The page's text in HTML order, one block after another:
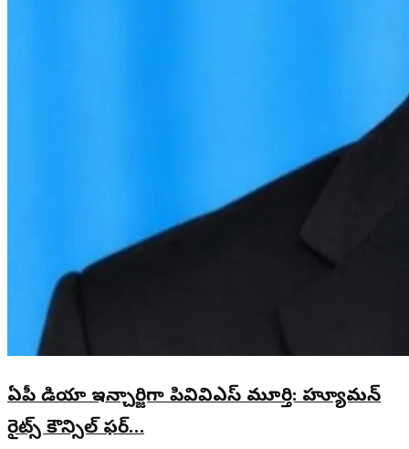
ఏపీ మీడియా ఇన్చార్జిగా పివివిఎస్ మూర్తి: హ్యూమన్
రైట్స్ కౌన్సిల్ ఫర్…